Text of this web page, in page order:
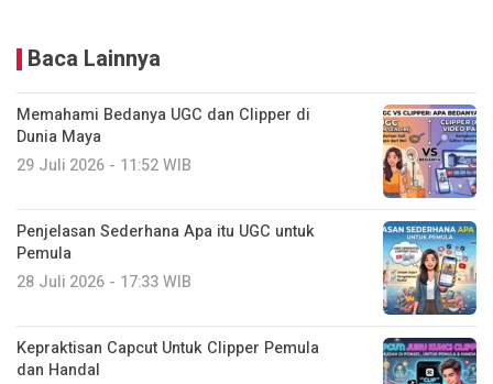
Baca Lainnya
Memahami Bedanya UGC dan Clipper di
Dunia Maya
29 Juli 2026 - 11:52 WIB
Penjelasan Sederhana Apa itu UGC untuk
Pemula
28 Juli 2026 - 17:33 WIB
Kepraktisan Capcut Untuk Clipper Pemula
dan Handal